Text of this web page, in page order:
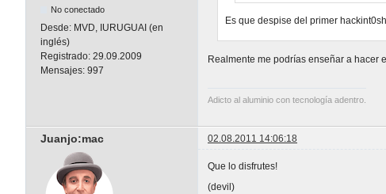
No conectado
Desde: MVD, IURUGUAI (en
inglés)
Registrado: 29.09.2009
Mensajes: 997
Es que despise del primer
Realmente me podrías enseñar a hacer
Adicto al aluminio con tecnología adentro.
Juanjo:mac 02.08.2011 14:06:18
Que lo disfrutes!
(devil)